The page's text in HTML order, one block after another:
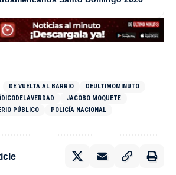
DE VUELTA AL BARRIO
DEULTIMOMINUTO
JACOBO MOQUETE
PÚBLICO
POLICÍA NACIONAL